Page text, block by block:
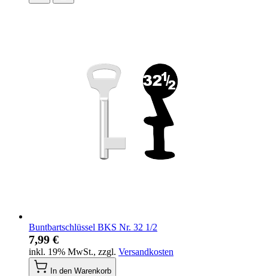
Buntbartschlüssel BKS Nr. 32 1/2
7,99 €
inkl. 19% MwSt., zzgl. Versandkosten
In den Warenkorb